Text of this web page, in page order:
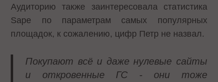
Аудиторию также заинтересовала статистика
Sape по параметрам самых популярных
площадок, к сожалению, цифр Петр не назвал.
Покупают всё и даже нулевые сайты
и откровенные ГС - они тоже